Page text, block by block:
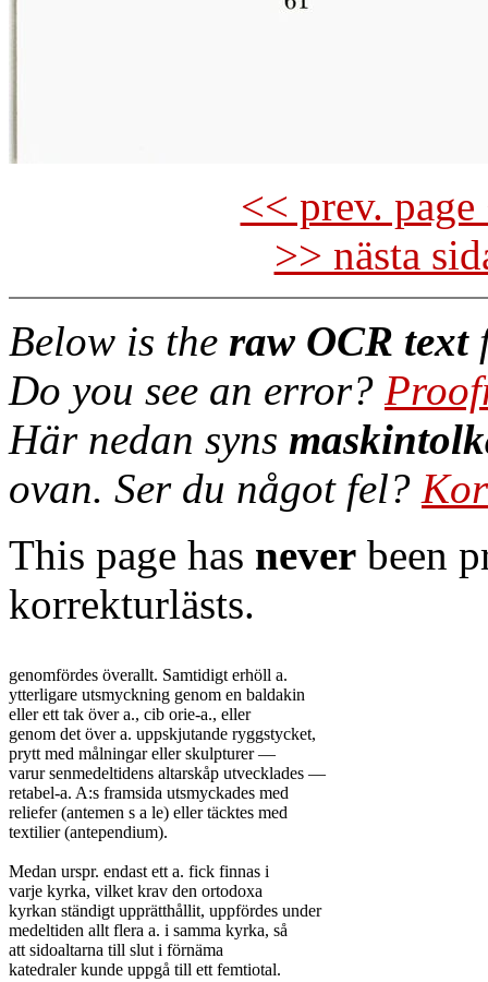
<< prev.
>> nästa
Below is the raw OCR text
Do you see an error?
Här nedan syns
ovan. Ser du något fel?
This page has never been
korrekturlästs.
genomfördes överallt. Samtidigt erhöll a.
ytterligare utsmyckning genom en baldakin
eller ett tak över a., cib orie-a., eller
genom det över a. uppskjutande ryggstycket,
prytt med målningar eller skulpturer —
varur senmedeltidens altarskåp utvecklades —
retabel-a. A:s framsida utsmyckades med
reliefer (antemen s a le) eller täcktes med
textilier (antependium).
Medan urspr. endast ett a. fick finnas i
varje kyrka, vilket krav den ortodoxa
kyrkan ständigt upprätthållit, uppfördes under
medeltiden allt flera a. i samma kyrka, så
att sidoaltarna till slut i förnäma
katedraler kunde uppgå till ett femtiotal.